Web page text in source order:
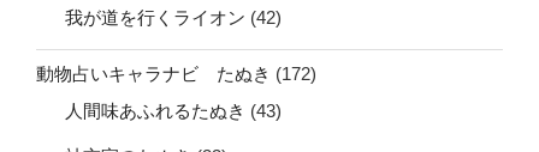
我が道を行くライオン (42)
動物占いキャラナビ たぬき (172)
人間味あふれるたぬき (43)